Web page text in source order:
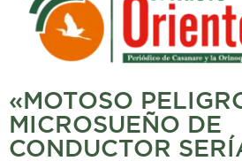
-
«MOTOSO
MICROSUEÑO DE
CONDUCTOR